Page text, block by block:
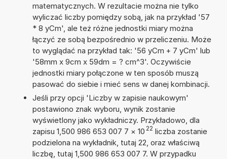
matematycznych. W rezultacie można nie tylko
wyliczać liczby pomiędzy sobą, jak na przykład '57
* 8 yCm', ale też różne jednostki miary można
łączyć ze sobą bezpośrednio w przeliczeniu. Może
to wyglądać na przykład tak: '56 yCm + 7 yCm' lub
'58mm x 9cm x 59dm = ? cm^3'. Oczywiście
jednostki miary połączone w ten sposób muszą
pasować do siebie i mieć sens w danej kombinacji.
Jeśli przy opcji 'Liczby w zapisie naukowym'
postawiono znak wyboru, wynik zostanie
wyświetlony jako wykładniczy. Przykładowo, dla
zapisu 1,500 986 653 007 7 × 10 22 liczba zostanie
podzielona na wykładnik, tutaj 22, oraz właściwą
liczbę, tutaj 1,500 986 653 007 7. W przypadku